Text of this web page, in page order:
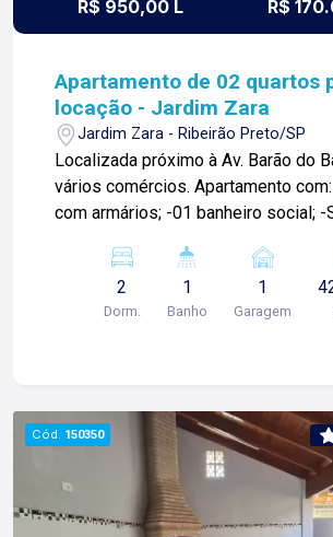
R$ 950,00 L R$
Apartamento de 02 quartos
locação - Jardim Zara
Jardim Zara - Ribeirão Preto/SP
Localizada próximo à Av. Barão do
vários comércios. Apartamento com: -02 quartos
com armários; -01 banheiro social; -
vaga de garagem; Para mais informações e
agendamento de visita, entre em
Imóveis ? desde 1987 construindo
2
Dorm.
1
Banho
1
Garagem
Cód. 150350